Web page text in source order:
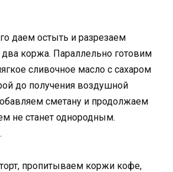
даем остыть и разрезаем
коржа. Параллельно готовим
сливочное масло с сахаром
до получения воздушной
сметану и продолжаем
не станет однородным.
пропитываем коржи кофе,